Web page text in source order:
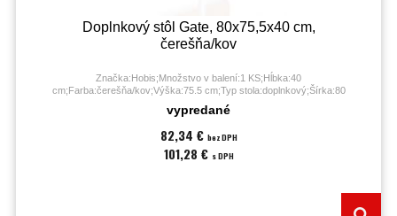
Doplnkový stôl Gate, 80x75,5x40 cm,
čerešňa/kov
Značka:Hobis;Množstvo v balení:1 KS;Hĺbka:40
cm;Farba:čerešňa/kov;Výška:75.5 cm;Typ stola:doplnkový;Šírka:80
cm;Záruka:60 mesiacov;
vypredané
82,34 € bez DPH
101,28 € s DPH